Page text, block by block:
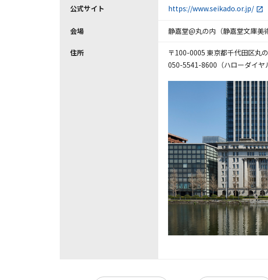
公式サイト https://www.seikado.or.jp/
会場 静嘉堂@丸の内（静嘉堂文庫美
住所
〒100-0005 東京都千代田区丸
050-5541-8600（ハローダイヤ